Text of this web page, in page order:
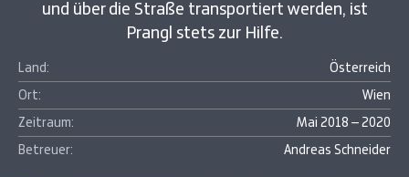
und über die Straße transportiert werden, ist
Prangl stets zur Hilfe.
Land:
Österreich
Ort:
Wien
Zeitraum:
Mai 2018 – 2020
Betreuer:
Andreas Schneider